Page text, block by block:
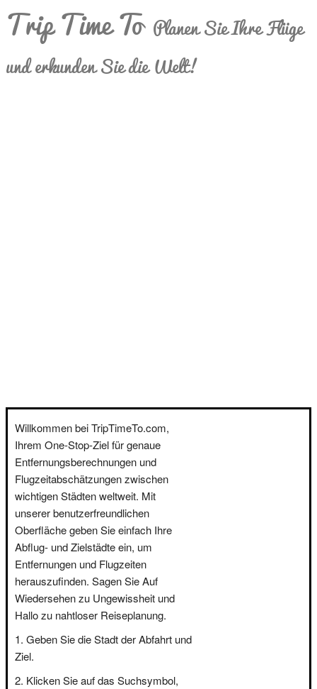
Trip Time To Planen Sie Ihre Flüge
und erkunden Sie die Welt!
Willkommen bei TripTimeTo.com,
Ihrem One-Stop-Ziel für genaue
Entfernungsberechnungen und
Flugzeitabschätzungen zwischen
wichtigen Städten weltweit. Mit
unserer benutzerfreundlichen
Oberfläche geben Sie einfach Ihre
Abflug- und Zielstädte ein, um
Entfernungen und Flugzeiten
herauszufinden. Sagen Sie Auf
Wiedersehen zu Ungewissheit und
Hallo zu nahtloser Reiseplanung.
Geben Sie die Stadt der Abfahrt und
Ziel.
Klicken Sie auf das Suchsymbol,